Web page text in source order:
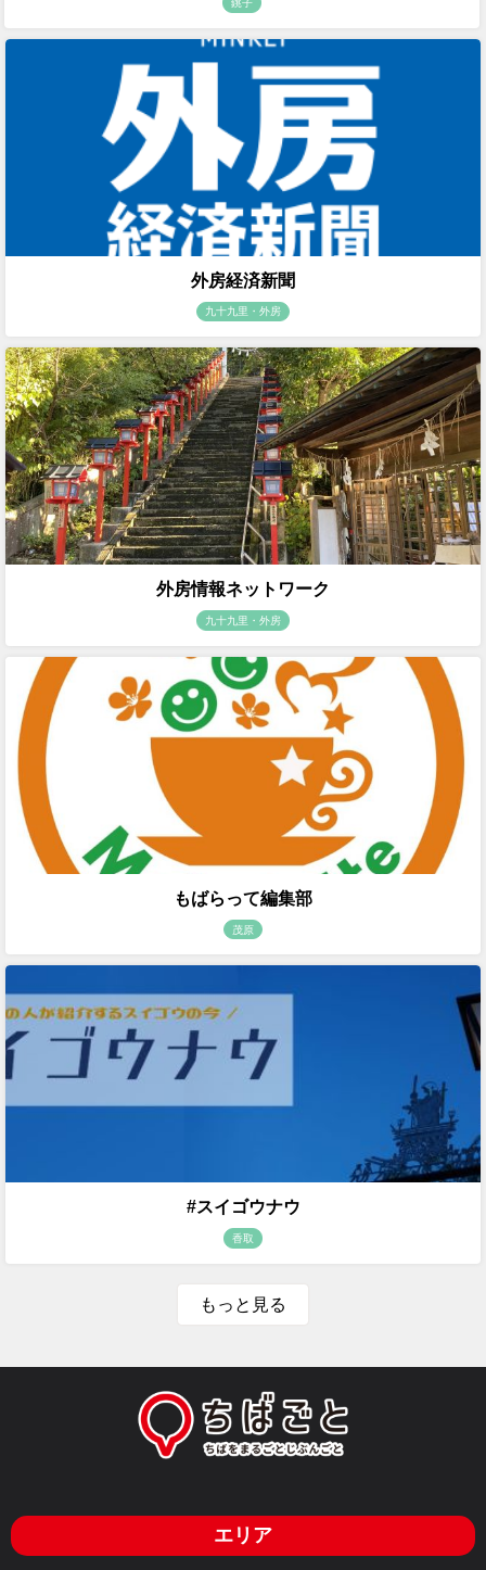
銚子
外房経済新聞
九十九里・外房
外房情報ネットワーク
九十九里・外房
もばらって編集部
茂原
#スイゴウナウ
香取
もっと見る
エリア